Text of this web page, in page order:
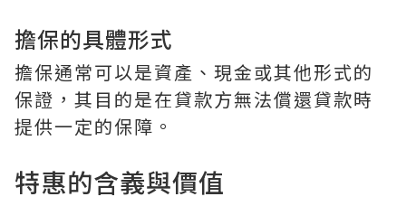
擔保的具體形式
擔保通常可以是資產、現金或其他形式的
保證，其目的是在貸款方無法償還貸款時
提供一定的保障。
特惠的含義與價值